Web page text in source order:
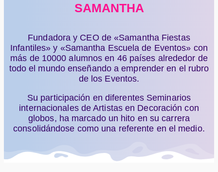
SAMANTHA
Fundadora y CEO de «Samantha Fiestas
Infantiles» y «Samantha Escuela de Eventos» con
más de 10000 alumnos en 46 países alrededor de
todo el mundo enseñando a emprender en el rubro
de los Eventos.
Su participación en diferentes Seminarios
internacionales de Artistas en Decoración con
globos, ha marcado un hito en su carrera
consolidándose como una referente en el medio.